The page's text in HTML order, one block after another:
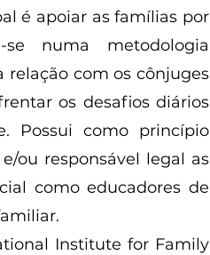
é apoiar as famílias por
numa metodologia
com os cônjuges
os desafios diários
Possui como princípio
ou responsável legal as
como educadores de
Institute for Family